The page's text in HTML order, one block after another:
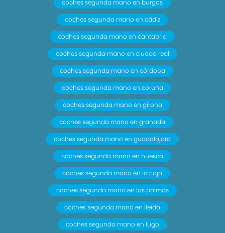
coches segunda mano en burgos
coches segunda mano en cádiz
coches segunda mano en cantabria
coches segunda mano en ciudad real
coches segunda mano en córdoba
coches segunda mano en coruña
coches segunda mano en girona
coches segunda mano en granada
coches segunda mano en guadalajara
coches segunda mano en huesca
coches segunda mano en la rioja
coches segunda mano en las palmas
coches segunda mano en lleida
coches segunda mano en lugo